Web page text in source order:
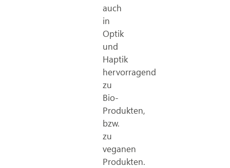
auch
in
Optik
und
Haptik
hervorragend
zu
Bio-
Produkten,
bzw.
zu
veganen
Produkten.